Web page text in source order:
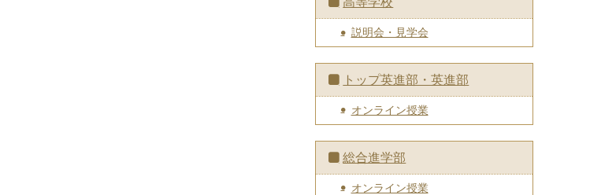
説明会・見学会
トップ英進部・英進部
オンライン授業
総合進学部
オンライン授業